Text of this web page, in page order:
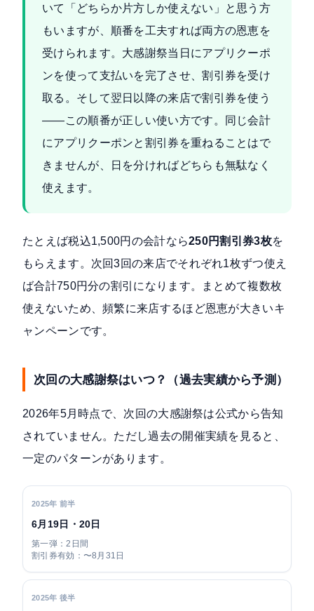
いて「どちらか片方しか使えない」と思う方
もいますが、順番を工夫すれば両方の恩恵を
受けられます。大感謝祭当日にアプリクーポ
ンを使って支払いを完了させ、割引券を受け
取る。そして翌日以降の来店で割引券を使う
——この順番が正しい使い方です。同じ会計
にアプリクーポンと割引券を重ねることはで
きませんが、日を分ければどちらも無駄なく
使えます。
たとえば税込1,500円の会計なら250円割引券3枚を
もらえます。次回3回の来店でそれぞれ1枚ずつ使え
ば合計750円分の割引になります。まとめて複数枚
使えないため、頻繁に来店するほど恩恵が大きいキ
ャンペーンです。
次回の大感謝祭はいつ？（過去実績から予測）
2026年5月時点で、次回の大感謝祭は公式から告知
されていません。ただし過去の開催実績を見ると、
一定のパターンがあります。
2025年 前半
6月19日・20日
第一弾：2日間
割引券有効：〜8月31日
2025年 後半